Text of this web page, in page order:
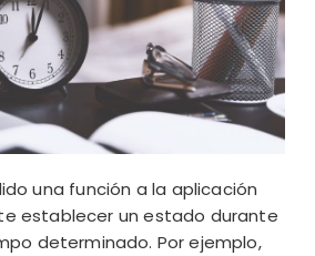
una función a la aplicación
establecer un estado durante
determinado. Por ejemplo,